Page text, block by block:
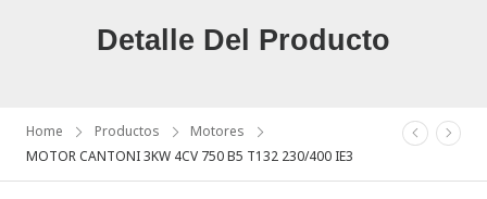
Detalle Del Producto
Home Productos
Motores
MOTOR CANTONI 3KW 4CV 750 B5 T132 230/400 IE3